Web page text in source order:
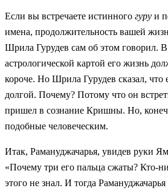
Если вы встречаете истинного гуру и
имена, продолжительность вашей
Шрила Гурудев сам об этом говорил. В
астрологической картой его жизнь
короче. Но Шрила Гурудев сказал, что
долгой. Почему? Потому что он
пришел в сознание Кришны. Но,
подобные человеческим.
Итак, Рамануджачарья, увидев руки
«Почему три его пальца сжаты? Кто-
этого не знал. И тогда